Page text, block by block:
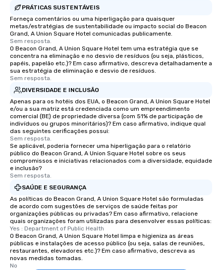
PRÁTICAS SUSTENTÁVEIS
Forneça comentários ou uma hiperligação para quaisquer
metas/estratégias de sustentabilidade ou impacto social do Beacon
Grand, A Union Square Hotel comunicadas publicamente.
Sem resposta.
O Beacon Grand, A Union Square Hotel tem uma estratégia que se
concentra na eliminação e no desvio de resíduos (ou seja, plásticos,
papéis, papelão etc.)? Em caso afirmativo, descreva detalhadamente a
sua estratégia de eliminação e desvio de resíduos.
Sem resposta.
DIVERSIDADE E INCLUSÃO
Apenas para os hotéis dos EUA, o Beacon Grand, A Union Square Hotel
e/ou a sua matriz está credenciada como um empreendimento
comercial (BE) de propriedade diversa (com 51% de participação de
indivíduos ou grupos minoritários)? Em caso afirmativo, indique qual
das seguintes cerificações possui:
Sem resposta.
Se aplicável, poderia fornecer uma hiperligação para o relatório
público do Beacon Grand, A Union Square Hotel sobre os seus
compromissos e iniciativas relacionados com a diversidade, equidade
e inclusão?
Sem resposta.
SAÚDE E SEGURANÇA
As políticas do Beacon Grand, A Union Square Hotel são formuladas
de acordo com sugestões de serviços de saúde feitas por
organizações públicas ou privadas? Em caso afirmativo, relacione
quais organizações foram utilizadas para desenvolver essas políticas:
Yes : Department of Public Health
O Beacon Grand, A Union Square Hotel limpa e higieniza as áreas
públicas e instalações de acesso público (ou seja, salas de reuniões,
restaurantes, elevadores etc.)? Em caso afirmativo, descreva as
novas medidas tomadas.
No